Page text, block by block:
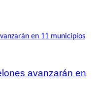
avanzarán en